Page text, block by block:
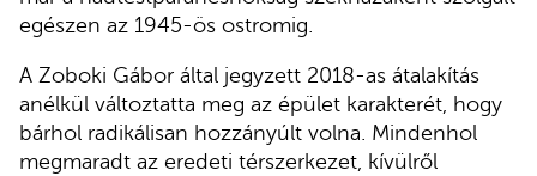
egészen az 1945-ös ostromig.
A Zoboki Gábor által jegyzett 2018-as átalakítás
anélkül változtatta meg az épület karakterét, hogy
bárhol radikálisan hozzányúlt volna. Mindenhol
megmaradt az eredeti térszerkezet, kívülről